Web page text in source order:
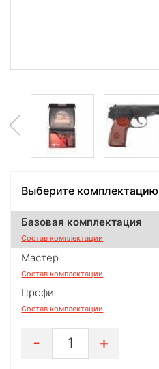
Выберите комплектацию
Базовая комплектация
Состав комплектации
Мастер
Состав комплектации
Профи
Состав комплектации
1